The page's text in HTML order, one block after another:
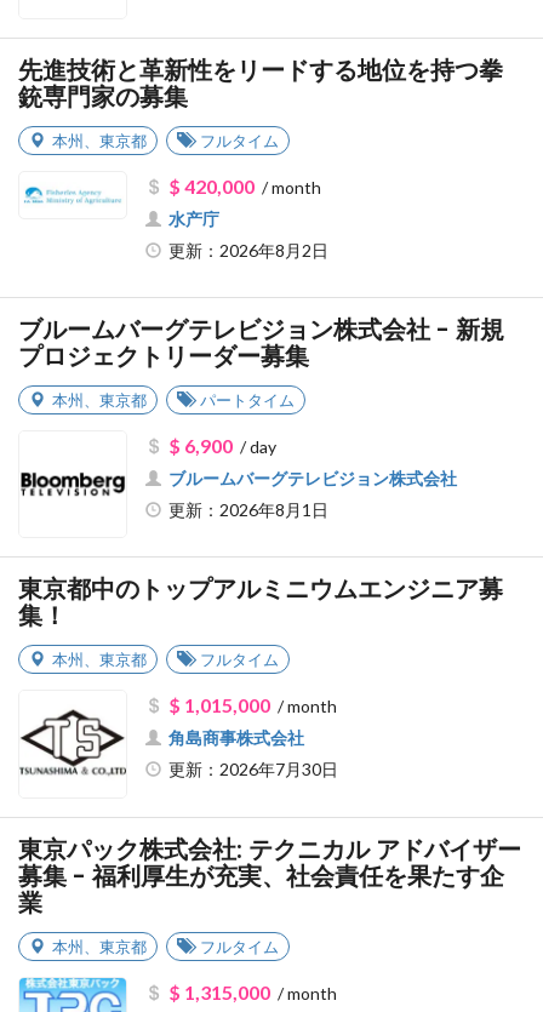
先進技術と革新性をリードする地位を持つ拳
銃専門家の募集
本州 東京都 フルタイム
$ 420,000/ month
水产庁
更新：2026年8月2日
ブルームバーグテレビジョン株式会社 - 新規
プロジェクトリーダー募集
本州 東京都 パートタイム
$ 6,900/ day
ブルームバーグテレビジョン株式会社
更新：2026年8月1日
東京都中のトップアルミニウムエンジニア募
集！
本州 東京都 フルタイム
$ 1,015,000/ month
角島商事株式会社
更新：2026年7月30日
東京パック株式会社: テクニカル アドバイザー
募集 - 福利厚生が充実、社会責任を果たす企
業
本州 東京都 フルタイム
$ 1,315,000/ month